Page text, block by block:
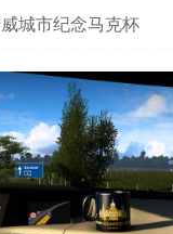
城市纪念马克杯